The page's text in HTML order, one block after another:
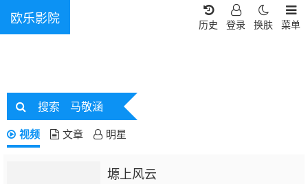
欧乐影院 菜单
换肤
登录
历史
搜索 马敬涵
视频 文章 明星
塬上风云